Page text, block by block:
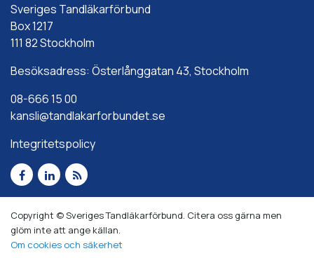
Sveriges Tandläkarförbund
Box 1217
111 82 Stockholm
Besöksadress: Österlånggatan 43, Stockholm
08-666 15 00
kansli@tandlakarforbundet.se
Integritetspolicy
Copyright © Sveriges Tandläkarförbund. Citera oss gärna men
glöm inte att ange källan.
Om cookies och säkerhet